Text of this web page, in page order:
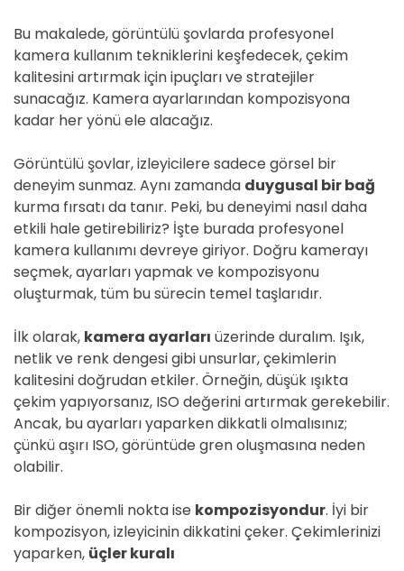
Bu makalede, görüntülü şovlarda profesyonel
kamera kullanım tekniklerini keşfedecek, çekim
kalitesini artırmak için ipuçları ve stratejiler
sunacağız. Kamera ayarlarından kompozisyona
kadar her yönü ele alacağız.
Görüntülü şovlar, izleyicilere sadece görsel bir
deneyim sunmaz. Aynı zamanda duygusal bir bağ
kurma fırsatı da tanır. Peki, bu deneyimi nasıl daha
etkili hale getirebiliriz? İşte burada profesyonel
kamera kullanımı devreye giriyor. Doğru kamerayı
seçmek, ayarları yapmak ve kompozisyonu
oluşturmak, tüm bu sürecin temel taşlarıdır.
İlk olarak, kamera ayarları üzerinde duralım. Işık,
netlik ve renk dengesi gibi unsurlar, çekimlerin
kalitesini doğrudan etkiler. Örneğin, düşük ışıkta
çekim yapıyorsanız, ISO değerini artırmak gerekebilir.
Ancak, bu ayarları yaparken dikkatli olmalısınız;
çünkü aşırı ISO, görüntüde gren oluşmasına neden
olabilir.
Bir diğer önemli nokta ise kompozisyondur. İyi bir
kompozisyon, izleyicinin dikkatini çeker. Çekimlerinizi
yaparken, üçler kuralı